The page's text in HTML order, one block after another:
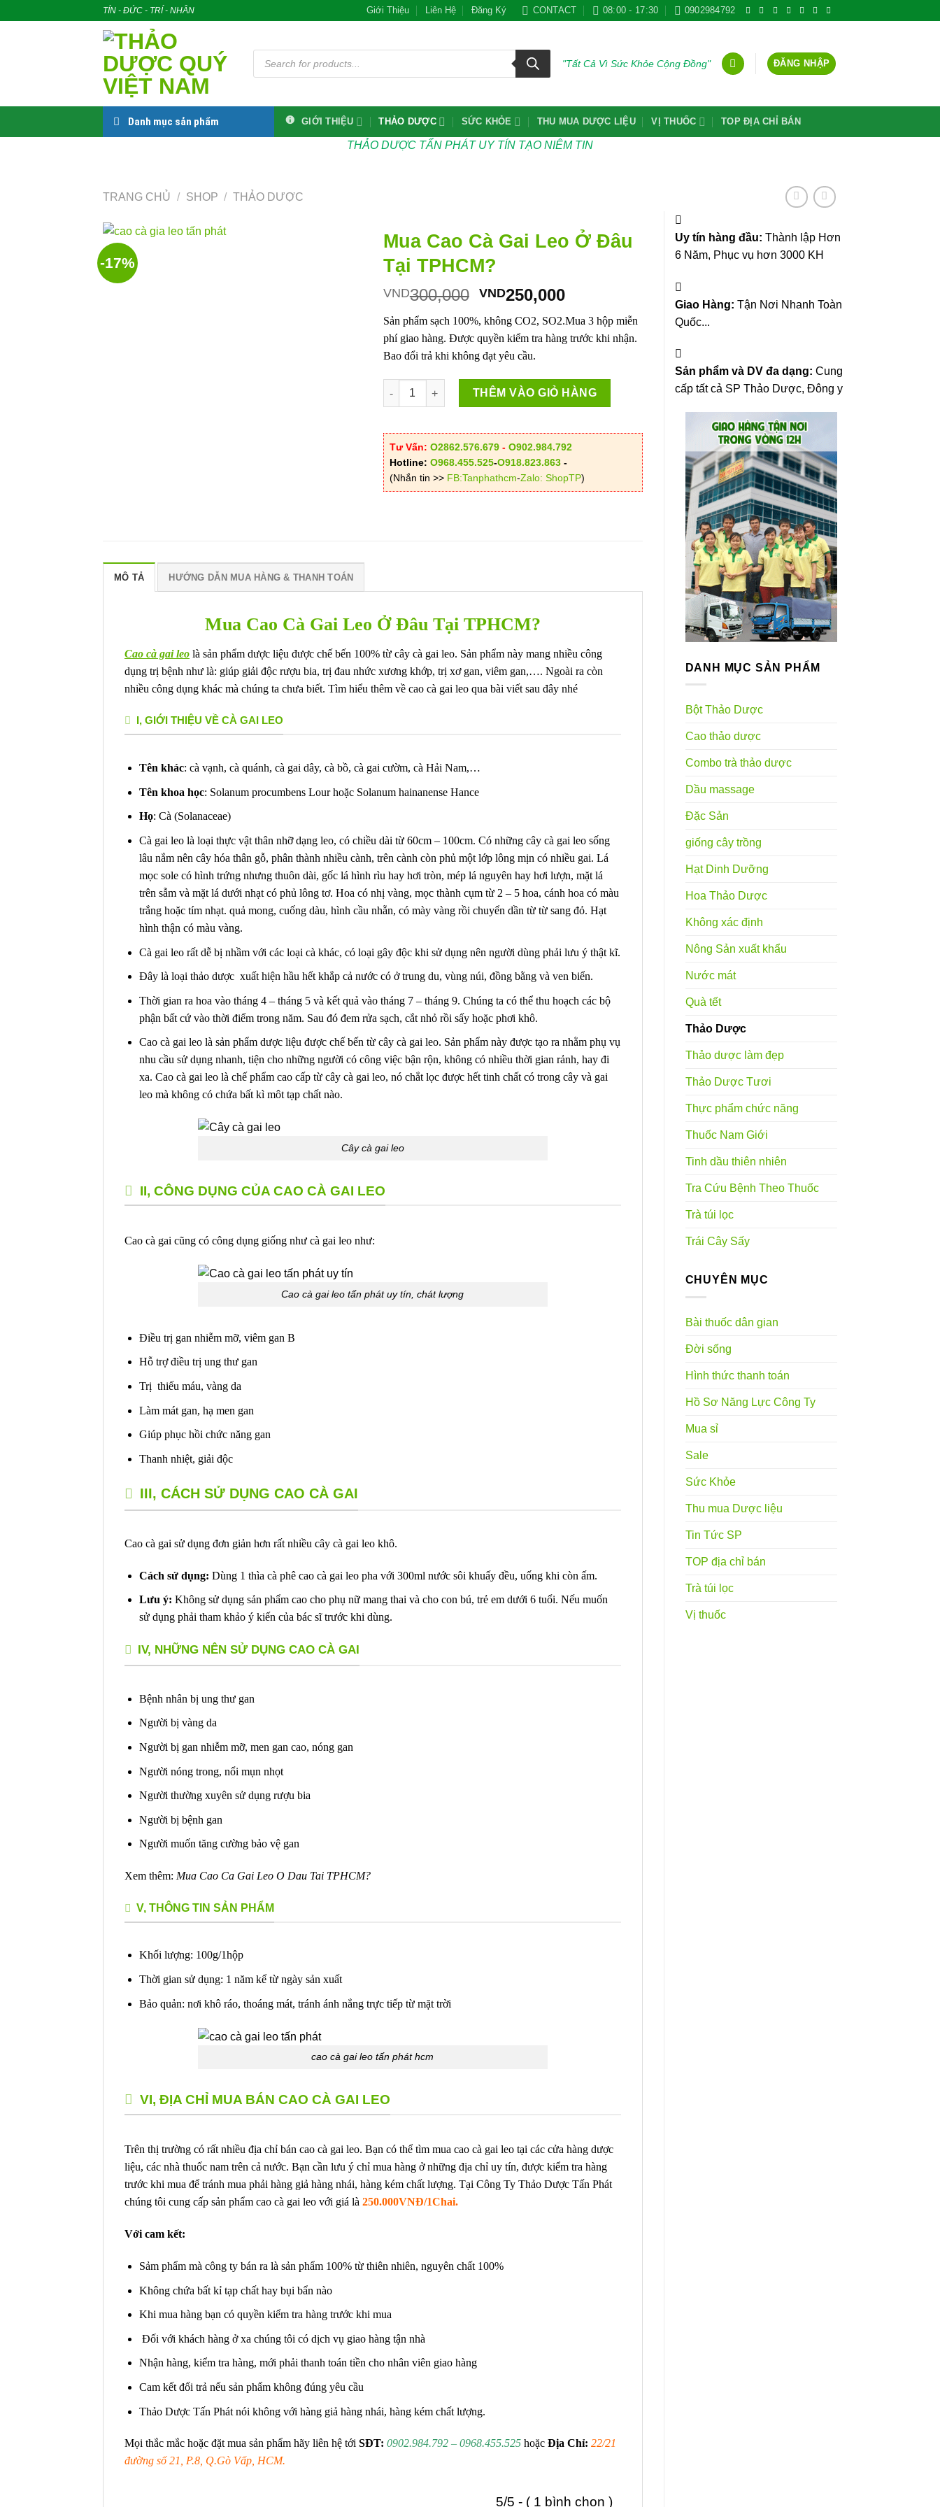
TÍN - ĐỨC - TRÍ - NHÂN Giới Thiệu Liên Hệ Đăng Ký CONTACT 08:00 - 17:30 0902984792
Tìm
kiếm
phẩm
"Tất Cả Vì Sức Khỏe Cộng Đồng" ĐĂNG NHẬP
Danh mục sản phẩm GIỚI THIỆU THẢO DƯỢC SỨC KHỎE THU MUA DƯỢC LIỆU VỊ THUỐC TOP ĐỊA CHỈ BÁN
THẢO DƯỢC TẤN PHÁT UY TÍN TẠO NIÊM TIN
TRANG CHỦ / SHOP / THẢO DƯỢC
Uy tín hàng đầu: Thành lập Hơn
6 Năm, Phục vụ hơn 3000 KH
Giao Hàng: Tận Nơi Nhanh Toàn
Quốc...
Sản phẩm và DV đa dạng: Cung
cấp tất cả SP Thảo Dược, Đông y
DANH MỤC SẢN PHẨM
Bột Thảo Dược
Cao thảo dược
Combo trà thảo dược
Dầu massage
Đặc Sản
giống cây trồng
Hạt Dinh Dưỡng
Hoa Thảo Dược
Không xác định
Nông Sản xuất khẩu
Nước mát
Quà tết
Thảo Dược
Thảo dược làm đẹp
Thảo Dược Tươi
Thực phẩm chức năng
Thuốc Nam Giới
Tinh dầu thiên nhiên
Tra Cứu Bệnh Theo Thuốc
Trà túi lọc
Trái Cây Sấy
CHUYÊN MỤC
Bài thuốc dân gian
Đời sống
Hình thức thanh toán
Hồ Sơ Năng Lực Công Ty
Mua sỉ
Sale
Sức Khỏe
Thu mua Dược liệu
Tin Tức SP
TOP địa chỉ bán
Trà túi lọc
Vị thuốc
-17%
Mua Cao Cà Gai Leo Ở Đâu
Tại TPHCM?
VND300,000 Giá
là:
VND300,000.
VND250,000Giá
tại
là:
Sản phẩm sạch 100%, không CO2, SO2.Mua 3 hộp miễn
phí giao hàng. Được quyền kiểm tra hàng trước khi nhận.
Bao đổi trả khi không đạt yêu cầu.
Mua Cao Cà Gai Leo Ở Đâu Tại TPHCM? số lượng
THÊM VÀO GIỎ HÀNG
Tư Vấn: O2862.576.679- O902.984.792
Hotline: O968.455.525-O918.823.863-
(Nhắn tin >> FB:Tanphathcm-Zalo: ShopTP)
MÔ TẢ HƯỚNG DẪN MUA HÀNG & THANH TOÁN
Mua Cao Cà Gai Leo Ở Đâu Tại TPHCM?
Cao cà gai leo là sản phẩm dược liệu được chế bến 100% từ cây cà gai leo. Sản phẩm này mang nhiều công
dụng trị bệnh như là: giúp giải độc rượu bia, trị đau nhức xương khớp, trị xơ gan, viêm gan,…. Ngoài ra còn
nhiều công dụng khác mà chúng ta chưa biết. Tìm hiểu thêm về cao cà gai leo qua bài viết sau đây nhé
I, GIỚI THIỆU VỀ CÀ GAI LEO
Tên khác: cà vạnh, cà quánh, cà gai dây, cà bồ, cà gai cườm, cà Hải Nam,…
Tên khoa học: Solanum procumbens Lour hoặc Solanum hainanense Hance
Họ: Cà (Solanaceae)
Cà gai leo là loại thực vật thân nhỡ dạng leo, có chiều dài từ 60cm – 100cm. Có những cây cà gai leo sống
lâu nắm nên cây hóa thân gỗ, phân thành nhiều cành, trên cành còn phủ một lớp lông mịn có nhiều gai. Lá
mọc sole có hình trứng nhưng thuôn dài, gốc lá hình rìu hay hơi tròn, mép lá nguyên hay hơi lượn, mặt lá
trên sẫm và mặt lá dưới nhạt có phủ lông tơ. Hoa có nhị vàng, mọc thành cụm từ 2 – 5 hoa, cánh hoa có màu
trắng hoặc tím nhạt. quả mong, cuống dàu, hình cầu nhẵn, có mày vàng rồi chuyển dần từ từ sang đỏ. Hạt
hình thận có màu vàng.
Cà gai leo rất dễ bị nhầm với các loại cà khác, có loại gây độc khi sử dụng nên người dùng phải lưu ý thật kĩ.
Đây là loại thảo dược xuất hiện hầu hết khắp cả nước có ở trung du, vùng núi, đồng bằng và ven biển.
Thời gian ra hoa vào tháng 4 – tháng 5 và kết quả vào tháng 7 – tháng 9. Chúng ta có thể thu hoạch các bộ
phận bất cứ vào thời điểm trong năm. Sau đó đem rửa sạch, cắt nhỏ rồi sấy hoặc phơi khô.
Cao cà gai leo là sản phẩm dược liệu được chế bến từ cây cà gai leo. Sản phẩm này được tạo ra nhằm phụ vụ
nhu cầu sử dụng nhanh, tiện cho những người có công việc bận rộn, không có nhiều thời gian rảnh, hay đi
xa. Cao cà gai leo là chế phẩm cao cấp từ cây cà gai leo, nó chắt lọc được hết tinh chất có trong cây và gai
leo mà không có chứa bất kì môt tạp chất nào.
Cây cà gai leo
II, CÔNG DỤNG CỦA CAO CÀ GAI LEO
Cao cà gai cũng có công dụng giống như cà gai leo như:
Cao cà gai leo tấn phát uy tín, chát lượng
Điều trị gan nhiễm mỡ, viêm gan B
Hỗ trợ điều trị ung thư gan
Trị thiếu máu, vàng da
Làm mát gan, hạ men gan
Giúp phục hồi chức năng gan
Thanh nhiệt, giải độc
III, CÁCH SỬ DỤNG CAO CÀ GAI
Cao cà gai sử dụng đơn giản hơn rất nhiều cây cà gai leo khô.
Cách sử dụng: Dùng 1 thìa cà phê cao cà gai leo pha với 300ml nước sôi khuấy đều, uống khi còn ấm.
Lưu ý: Không sử dụng sản phẩm cao cho phụ nữ mang thai và cho con bú, trẻ em dưới 6 tuổi. Nếu muốn
sử dụng phải tham khảo ý kiến của bác sĩ trước khi dùng.
IV, NHỮNG NÊN SỬ DỤNG CAO CÀ GAI
Bệnh nhân bị ung thư gan
Người bị vàng da
Người bị gan nhiễm mỡ, men gan cao, nóng gan
Người nóng trong, nổi mụn nhọt
Người thường xuyên sử dụng rượu bia
Người bị bệnh gan
Người muốn tăng cường bảo vệ gan
Xem thêm: Mua Cao Ca Gai Leo O Dau Tai TPHCM?
V, THÔNG TIN SẢN PHẨM
Khối lượng: 100g/1hộp
Thời gian sử dụng: 1 năm kể từ ngày sản xuất
Bảo quản: nơi khô ráo, thoáng mát, tránh ánh nắng trực tiếp từ mặt trời
cao cà gai leo tấn phát hcm
VI, ĐỊA CHỈ MUA BÁN CAO CÀ GAI LEO
Trên thị trường có rất nhiều địa chỉ bán cao cà gai leo. Bạn có thể tìm mua cao cà gai leo tại các cửa hàng dược
liệu, các nhà thuốc nam trên cả nước. Bạn cần lưu ý chỉ mua hàng ở những địa chỉ uy tín, được kiểm tra hàng
trước khi mua để tránh mua phải hàng giả hàng nhái, hàng kém chất lượng. Tại Công Ty Thảo Dược Tấn Phát
chúng tôi cung cấp sản phẩm cao cà gai leo với giá là 250.000VNĐ/1Chai.
Với cam kết:
Sảm phẩm mà công ty bán ra là sản phẩm 100% từ thiên nhiên, nguyên chất 100%
Không chứa bất kỉ tạp chất hay bụi bẩn nào
Khi mua hàng bạn có quyền kiểm tra hàng trước khi mua
Đối với khách hàng ở xa chúng tôi có dịch vụ giao hàng tận nhà
Nhận hàng, kiểm tra hàng, mới phải thanh toán tiền cho nhân viên giao hàng
Cam kết đổi trả nếu sản phẩm không đúng yêu cầu
Thảo Dược Tấn Phát nói không với hàng giả hàng nhái, hàng kém chất lượng.
Mọi thắc mắc hoặc đặt mua sản phẩm hãy liên hệ tới SĐT: 0902.984.792 – 0968.455.525 hoặc Địa Chỉ: 22/21
đường số 21, P.8, Q.Gò Vấp, HCM.
5/5 - ( 1 bình chọn )